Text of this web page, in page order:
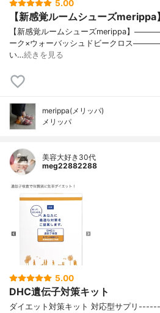
5.00
【新感覚ルームシューズmerippa】
【新感覚ルームシューズmerippa】
ーク×ウォーバッシュドビークロス
い…続きを見る
merippa(メリッパ)
メリッパ
美容大好き30代
meg22882288
5.00
DHC遺伝子対策キット
ダイエット対策キット 対応型サプリ